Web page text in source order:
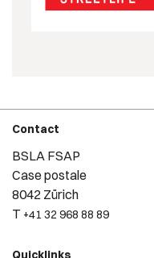
Contact
BSLA FSAP
Case postale
8042 Zürich
T +41 32 968 88 89
Quicklinks